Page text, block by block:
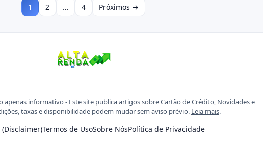
1 2 … 4 Próximos →
apenas informativo - Este site publica artigos sobre Cartão de Crédito, Novidades e
taxas e disponibilidade podem mudar sem aviso prévio. Leia mais.
Termos de UsoSobre NósPolítica de Privacidade